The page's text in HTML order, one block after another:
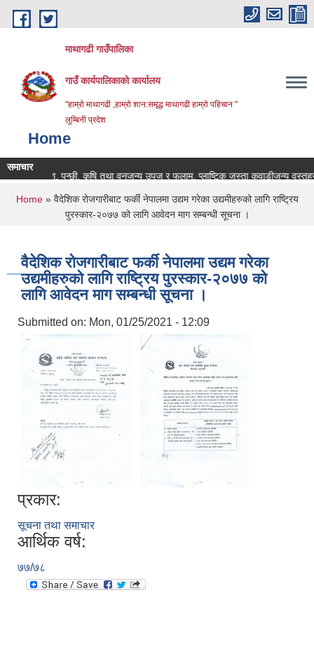
Skip to main content
माथागढी गाउँपालिका
गाउँ कार्यपालिकाको कार्यालय
"हाम्रो माथागढी ,हाम्रो शान:समृद्ध माथागढी हाम्रो पहिचान "
लुम्बिनी प्रदेश
Home
समाचार
पशु, पन्छी, कृषि तथा वनजन्य उपज र फलाम, प्लाष्टिक जस्ता कवाडीजन्य वस्तुहरुको
You are here
Home» वैदेशिक रोजगारीबाट फर्की नेपालमा उद्यम गरेका उद्यमीहरुको लागि राष्ट्रिय
पुरस्कार-२०७७ को लागि आवेदन माग सम्बन्धी सूचना ।
वैदेशिक रोजगारीबाट फर्की नेपालमा उद्यम गरेका
उद्यमीहरुको लागि राष्ट्रिय पुरस्कार-२०७७ को
लागि आवेदन माग सम्बन्धी सूचना ।
Submitted on: Mon, 01/25/2021 - 12:09
प्रकार:
सूचना तथा समाचार
आर्थिक वर्ष:
७७/७८